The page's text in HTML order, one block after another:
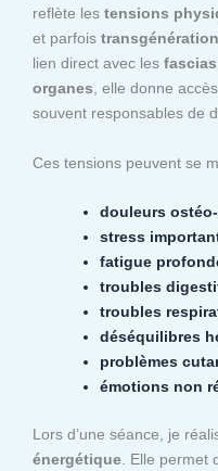
reflète les tensions
et parfois
lien direct avec les fascias
organes, elle donne
souvent responsables de
Ces tensions peuvent se
douleurs
stress
fatigue
troubles
troubles
déséquilibres
problèmes
émotions non
Lors d’une séance, je
énergétique . Elle permet